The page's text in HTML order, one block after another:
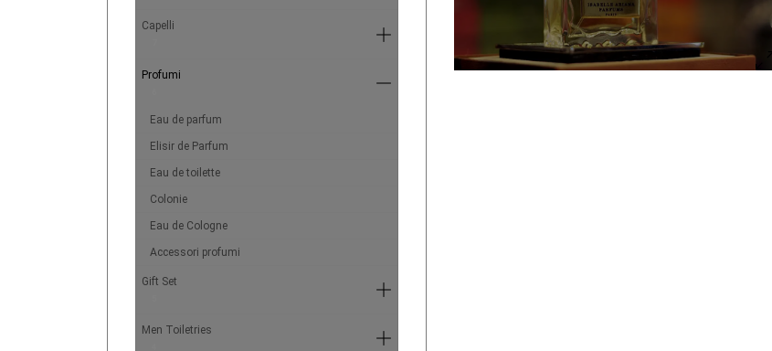
Capelli
Profumi
Eau de parfum
Elisir de Parfum
Eau de toilette
Colonie
Eau de Cologne
Accessori profumi
Gift Set
Men Toiletries